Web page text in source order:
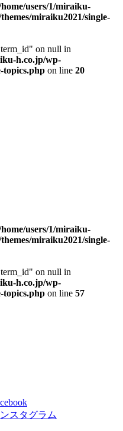
users/1/miraiku-
miraiku2021/single-
on null in
h.co.jp/wp-
topics.php on line 20
users/1/miraiku-
miraiku2021/single-
on null in
h.co.jp/wp-
topics.php on line 57